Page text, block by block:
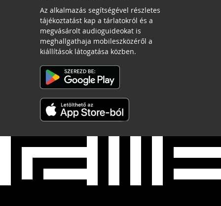
Az alkalmazás segítségével részletes
tájékoztatást kap a tárlatokról és a
megvásárolt audioguideokat is
meghallgathaja mobileszközéről a
kiállítások látogatása közben.